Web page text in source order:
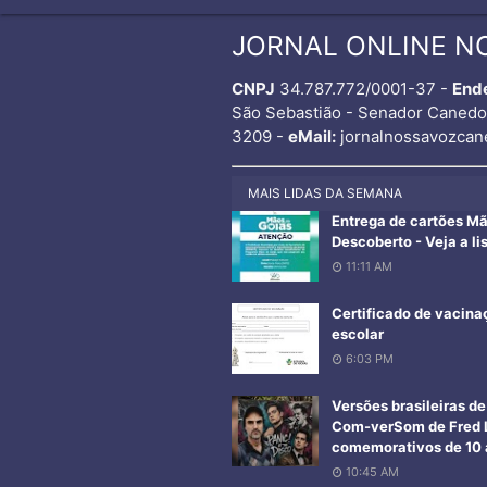
JORNAL ONLINE
CNPJ 34.787.772/0001-37 -
São Sebastião - Senador
3209 - eMail:
MAIS LIDAS DA SEMANA
Entrega de cartões
Descoberto - Veja a
11:11 AM
Certificado de
escolar
6:03 PM
Versões brasileiras
Com-verSom de Fred
comemorativos de 10
10:45 AM